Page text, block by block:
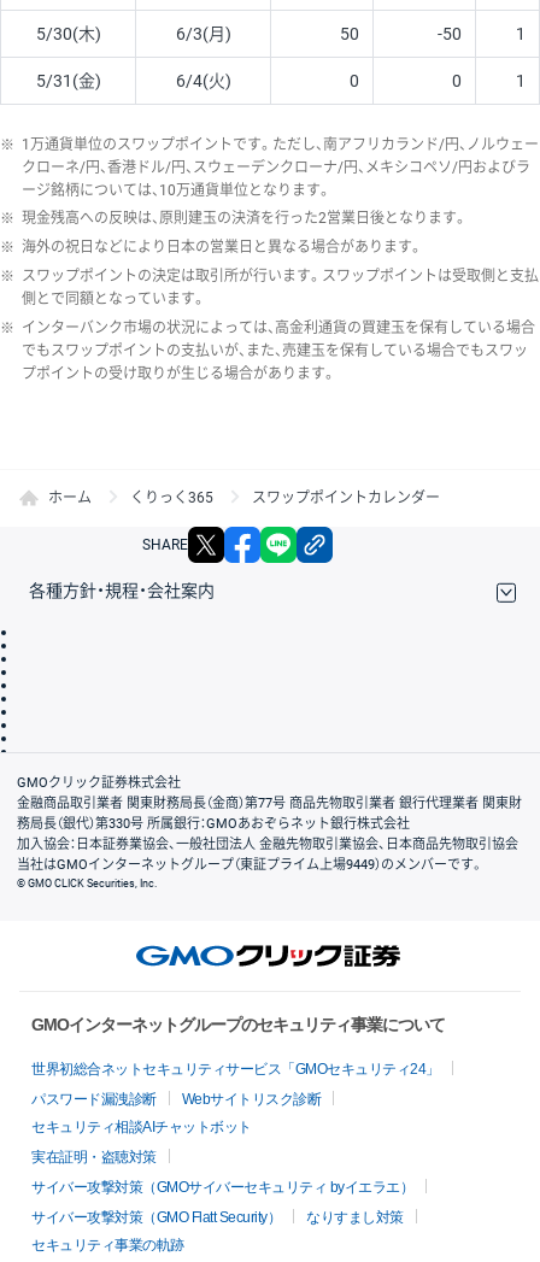
5/30(木) 6/3(月) 50 -50 1
5/31(金) 6/4(火) 0 0 1
※ 1万通貨単位のスワップポイントです。ただし、南アフリカランド/円、ノルウェー
クローネ/円、香港ドル/円、スウェーデンクローナ/円、メキシコペソ/円およびラ
ージ銘柄については、10万通貨単位となります。
※ 現金残高への反映は、原則建玉の決済を行った2営業日後となります。
※ 海外の祝日などにより日本の営業日と異なる場合があります。
※ スワップポイントの決定は取引所が行います。スワップポイントは受取側と支払
側とで同額となっています。
※ インターバンク市場の状況によっては、高金利通貨の買建玉を保有している場合
でもスワップポイントの支払いが、また、売建玉を保有している場合でもスワッ
プポイントの受け取りが生じる場合があります。
ホーム くりっく365 スワップポイントカレンダー
SHARE X facebook
各種方針・規程・会社案内
会社案内
GMOクリック証券株式会社
金融商品取引業者 関東財務局長（金商）第77号 商品先物取引業者 銀行代理業者 関東財
務局長（銀代）第330号 所属銀行：GMOあおぞらネット銀行株式会社
加入協会：日本証券業協会、一般社団法人 金融先物取引業協会、日本商品先物取引協会
当社はGMOインターネットグループ（東証プライム上場9449）のメンバーです。
© GMO CLICK Securities, Inc.
GMOインターネットグループのセキュリティ事業について
世界初総合ネットセキュリティサービス「GMOセキュリティ24」
パスワード漏洩診断
Webサイトリスク診断
セキュリティ相談AIチャットボット
実在証明・盗聴対策
サイバー攻撃対策（GMOサイバーセキュリティ byイエラエ）
サイバー攻撃対策（GMO Flatt Security）
なりすまし対策
セキュリティ事業の軌跡